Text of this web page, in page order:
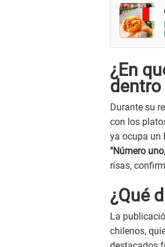
¿En
dentro
Durante su
con los
ya ocupa un
"Número
risas,
¿Qué
La
chilenos,